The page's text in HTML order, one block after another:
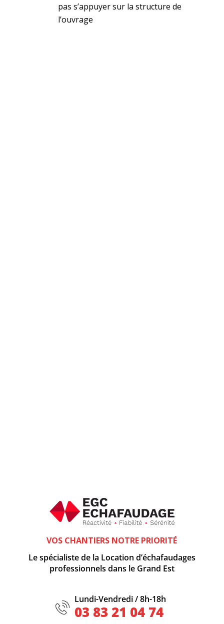
pas s’appuyer sur la structure de
l’ouvrage
VOS CHANTIERS NOTRE PRIORITÉ
Le spécialiste de la Location d’échafaudages
professionnels dans le Grand Est
Lundi-Vendredi / 8h-18h
03 83 21 04 74